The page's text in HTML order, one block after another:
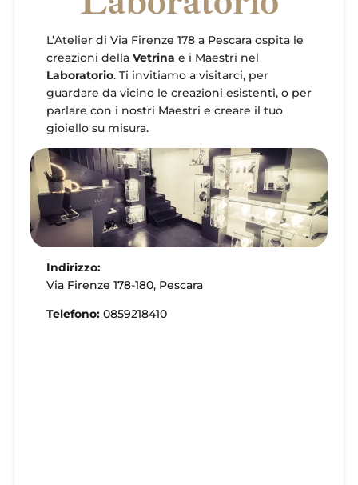
L’Atelier di Via Firenze 178 a Pescara ospita le
creazioni della Vetrina e i Maestri nel
Laboratorio. Ti invitiamo a visitarci, per
guardare da vicino le creazioni esistenti, o per
parlare con i nostri Maestri e creare il tuo
gioiello su misura.
Indirizzo:
Via Firenze 178-180, Pescara
Telefono: 0859218410